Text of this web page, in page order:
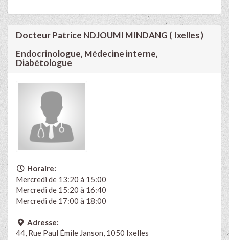
Docteur Patrice NDJOUMI MINDANG ( Ixelles )
Endocrinologue, Médecine interne,
Diabétologue
Horaire:
Mercredi de 13:20 à 15:00
Mercredi de 15:20 à 16:40
Mercredi de 17:00 à 18:00
Adresse:
44, Rue Paul Émile Janson, 1050 Ixelles